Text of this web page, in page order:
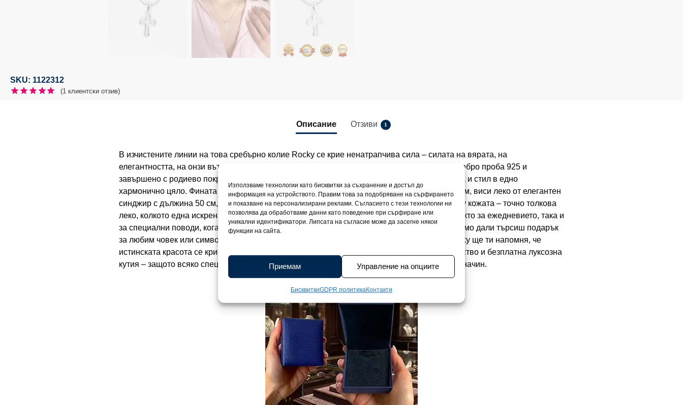
Използваме технологии като бисквитки за съхранение и достъп до
информация на устройството. Правим това за подобряване на сърфирането
и показване на персонализирани реклами. Съгласието с тези технологии ни
позволява да обработваме данни като поведение при сърфиране или
уникални идентификатори. Липсата на съгласие може да засегне някои
функции на сайта.
Приемам Управление на опциите
БисквиткиGDPR политикаКонтакти
SKU: 1122312
(1 клиентски отзив)
Описание Отзиви 1
В изчистените линии на това сребърно колие Rocky се крие ненатрапчива сила – силата на вярата, на
елегантността, на онзи вътрешен покой, който не се нуждае от показност. Създадено от сребро проба 925 и
завършено с родиево покритие за дълготраен блясък, това фино бижу съчетава символика и стил в едно
хармонично цяло. Фината висулка във формата на класически кръст, с размери 2,4 на 1,2 см, виси леко от елегантен
синджир с дължина 50 см, като общото тегло от 3,4 грама го прави почти неосезаемо върху кожата – точно толкова
леко, колкото една искрена емоция. Дизайнът му е семпъл, но въздействащ – подходящ както за ежедневието, така и
за специални поводи, когато желаеш да носиш не просто украшение, а усещане. Независимо дали търсиш подарък
за любим човек или символ, който да носиш близо до сърцето си, този сребърен кръст Rocky ще ти напомня, че
истинската красота се крие в простотата. Всяка поръчка пристига с удостоверение за качество и безплатна луксозна
кутия – защото всяко специално послание заслужава да бъде поднесено по най-красивия начин.